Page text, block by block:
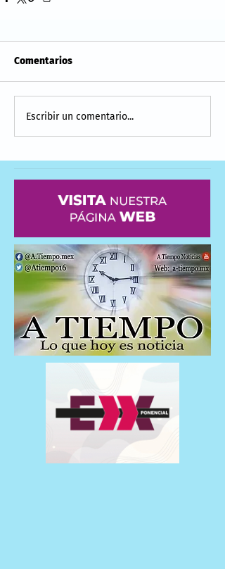
Comentarios
Escribir un comentario...